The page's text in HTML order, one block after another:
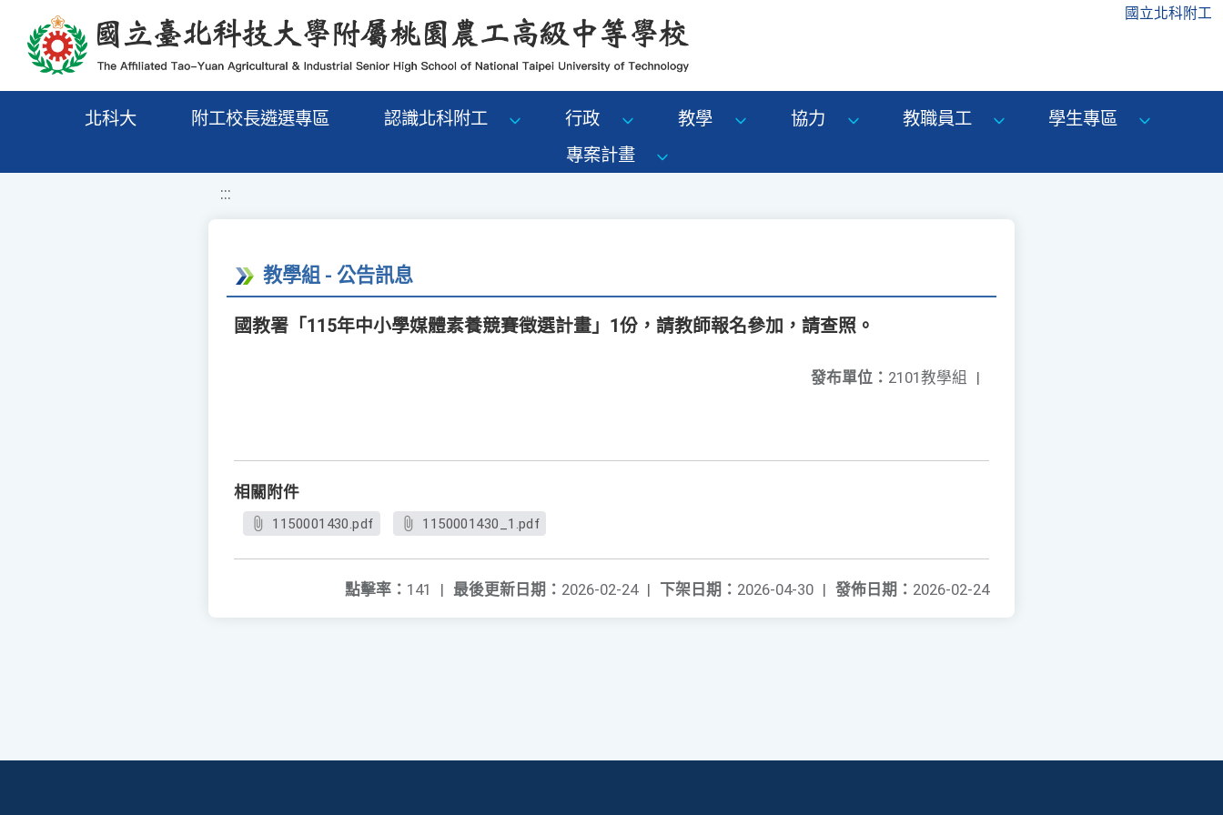
移至網頁之主要內容區位置 國立北科附工
北科大 附工校長遴選專區 認識北科附工 行政 教學 協力 教職員工
學生專區
專案計畫
:::
教學組 - 公告訊息
國教署「115年中小學媒體素養競賽徵選計畫」1份，請教師報名參加，請查照。
發布單位： 2101教學組 |
相關附件
1150001430.pdf 1150001430_1.pdf
發佈日期： 2026-02-24
下架日期： 2026-04-30 |
最後更新日期： 2026-02-24 |
點擊率： 141 |